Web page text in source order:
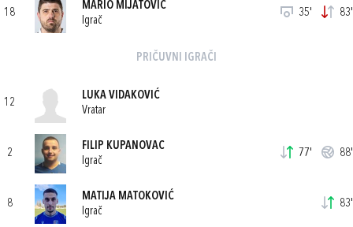
18
MARIO MIJATOVIĆ
Igrač
35' 83'
PRIČUVNI IGRAČI
12
LUKA VIDAKOVIĆ
Vratar
2
FILIP KUPANOVAC
Igrač
77' 88'
8
MATIJA MATOKOVIĆ
Igrač
83'